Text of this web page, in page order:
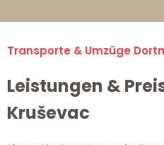
Transporte & Umzüge
Leistungen &
Kruševac